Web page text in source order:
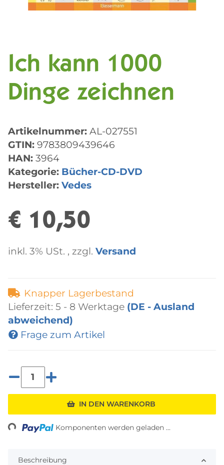
Ich kann 1000
Dinge zeichnen
Artikelnummer: AL-027551
GTIN: 9783809439646
HAN: 3964
Kategorie: Bücher-CD-DVD
Hersteller: Vedes
€ 10,50
inkl. 3% USt. , zzgl. Versand
Knapper Lagerbestand
Lieferzeit: 5 - 8 Werktage (DE - Ausland
abweichend)
Frage zum Artikel
IN DEN WARENKORB
Komponenten werden geladen ...
Beschreibung